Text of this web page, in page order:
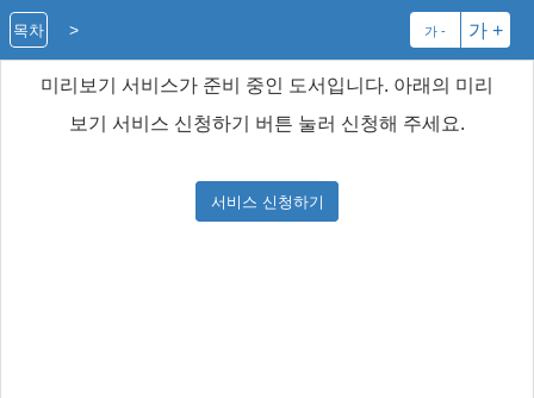
> 가 - 가 +
목차
미리보기 서비스가 준비 중인 도서입니다. 아래의 미리
보기 서비스 신청하기 버튼 눌러 신청해 주세요.
서비스 신청하기